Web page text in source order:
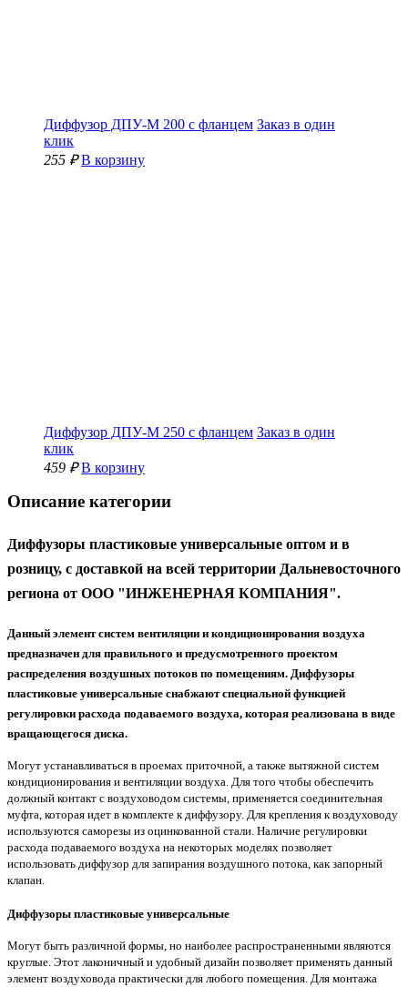
Диффузор ДПУ-М 200 с фланцем Заказ в один
клик
255 ₽ В корзину
Диффузор ДПУ-М 250 с фланцем Заказ в один
клик
459 ₽ В корзину
Описание категории
Диффузоры пластиковые универсальные оптом и в
розницу, с доставкой на всей территории Дальневосточного
региона от ООО "ИНЖЕНЕРНАЯ КОМПАНИЯ".
Данный элемент систем вентиляции и кондиционирования воздуха
предназначен для правильного и предусмотренного проектом
распределения воздушных потоков по помещениям. Диффузоры
пластиковые универсальные снабжают специальной функцией
регулировки расхода подаваемого воздуха, которая реализована в виде
вращающегося диска.
Могут устанавливаться в проемах приточной, а также вытяжной систем
кондиционирования и вентиляции воздуха. Для того чтобы обеспечить
должный контакт с воздуховодом системы, применяется соединительная
муфта, которая идет в комплекте к диффузору. Для крепления к воздуховоду
используются саморезы из оцинкованной стали. Наличие регулировки
расхода подаваемого воздуха на некоторых моделях позволяет
использовать диффузор для запирания воздушного потока, как запорный
клапан.
Диффузоры пластиковые универсальные
Могут быть различной формы, но наиболее распространенными являются
круглые. Этот лаконичный и удобный дизайн позволяет применять данный
элемент воздуховода практически для любого помещения. Для монтажа